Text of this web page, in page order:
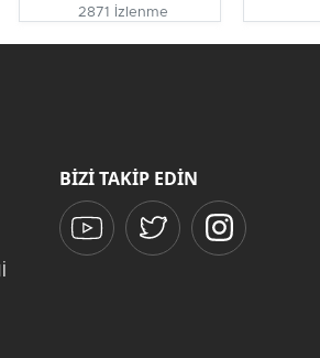
AÇIKLADI #eyt
2871 İzlenme
BİZİ TAKİP EDİN